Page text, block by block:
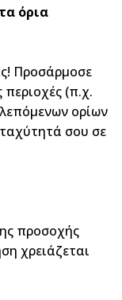
όρια
Προσάρμοσε
περιοχές (π.χ.
ορίων
σου σε
προσοχής
χρειάζεται